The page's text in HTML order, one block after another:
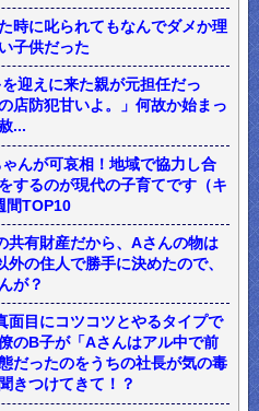
時に叱られてもなんでダメか理
子供だった
迎えに来た親が元担任だっ
店防犯甘いよ。」何故か始まっ
...
んが可哀相！地域で協力し合
するのが現代の子育てです（キ
間TOP10
共有財産だから、Aさんの物は
の住人で勝手に決めたので、
が？
面目にコツコツとやるタイプで
のB子が「Aさんはアル中で前
だったのをうちの社長が気の毒
きつけてきて！？